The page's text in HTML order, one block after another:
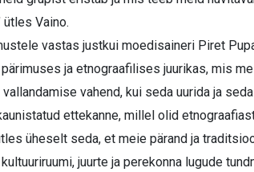
ütles Vaino.
vastas justkui moedisaineri Piret
ja etnograafilises juurikas, mis
vahend, kui seda uurida ja
ettekanne, millel olid
üheselt seda, et meie pärand ja
juurte ja perekonna lugude